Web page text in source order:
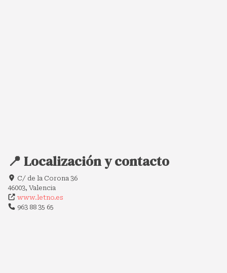
📍 Localización y contacto
C/ de la Corona 36
46003, Valencia
www.letno.es
963 88 35 65